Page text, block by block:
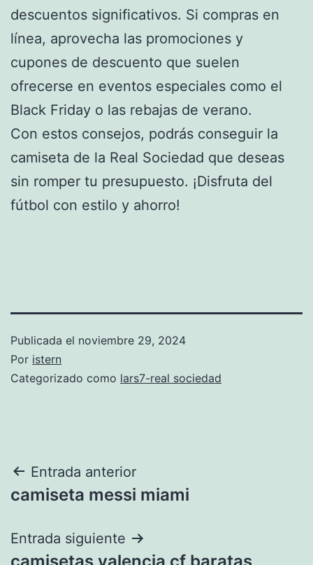
descuentos significativos. Si compras en
línea, aprovecha las promociones y
cupones de descuento que suelen
ofrecerse en eventos especiales como el
Black Friday o las rebajas de verano.
Con estos consejos, podrás conseguir la
camiseta de la Real Sociedad que deseas
sin romper tu presupuesto. ¡Disfruta del
fútbol con estilo y ahorro!
Publicada el noviembre 29, 2024
Por istern
Categorizado como lars7-real sociedad
Navegación
de
entradas
Entrada anterior
camiseta messi miami
Entrada siguiente
camisetas valencia cf baratas